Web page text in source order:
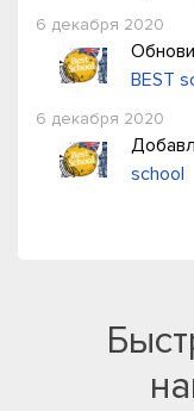
6 декабря 2020
BEST
6 декабря 2020
school